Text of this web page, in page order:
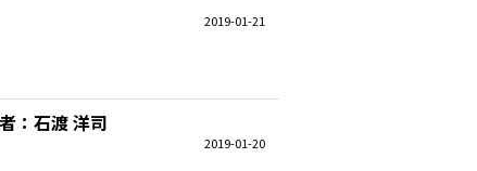
2019-01-21
：石渡 洋司
2019-01-20